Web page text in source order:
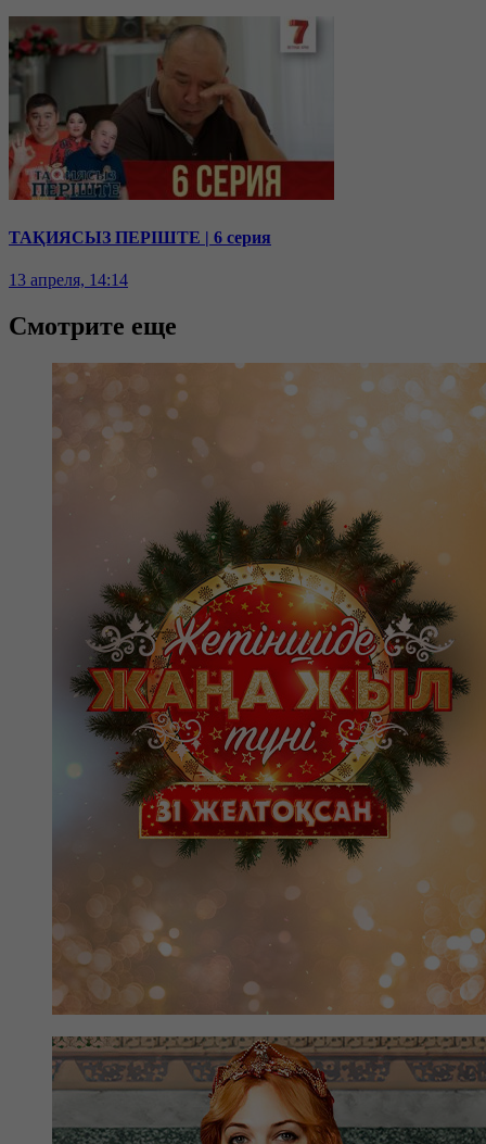
ТАҚИЯСЫЗ ПЕРІШТЕ | 6 серия
13 апреля, 14:14
Смотрите еще